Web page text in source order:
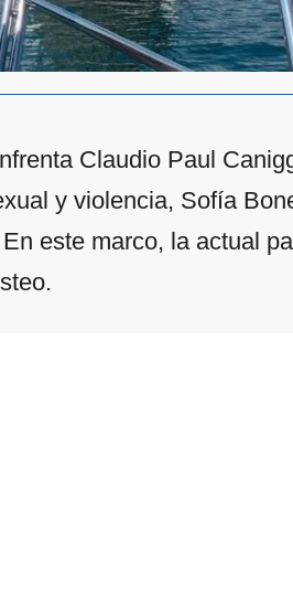
Claudio Paul
y violencia, Sofía
este marco, la actual